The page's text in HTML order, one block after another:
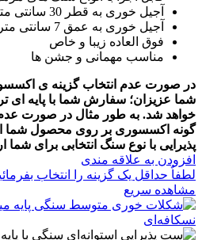
آجیل خوری به قطر 30 سانتی متر
آجیل خوری به عمق 7 سانتی متر
فوق العاده زیبا و خاص
مناسب مهمانی و جشن ها
در صورت عدم انتخاب گزینه ی
شما عزیزان؛ سفارش شما با پایه ای
خواهد شد. به طور مثال در صورت
گونه اکسسوری بر روی محصول شما
پذیرایی با نوع سنگ انتخابی برای
افزودن به علاقه مندی
لطفاٌ حداقل یک گزینه را انتخاب
مشاهده سریع